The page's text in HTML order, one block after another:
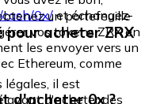
0x/et échangez-
un portefeuille
vos tokens ZRX en
les envoyer vers un
Ethereum, comme
acheter ZRX
légales, il est
avant d'acheter des
d'acheter 0x ?